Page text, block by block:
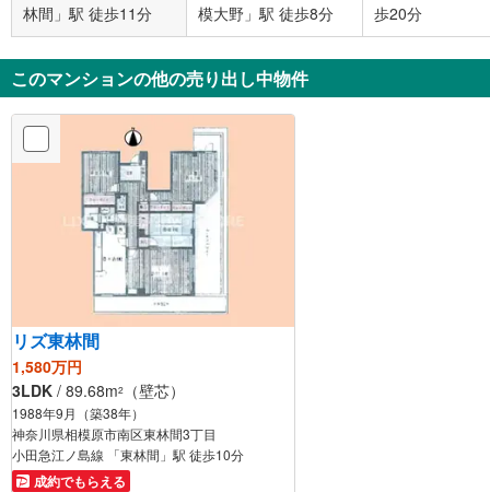
林間」駅 徒歩11分
模大野」駅 徒歩8分
歩20分
このマンションの他の売り出し中物件
リズ東林間
1,580万円
3LDK / 89.68m2 （壁芯）
1988年9月（築38年）
神奈川県相模原市南区東林間3丁目
小田急江ノ島線 「東林間」駅 徒歩10分
成約でもらえる